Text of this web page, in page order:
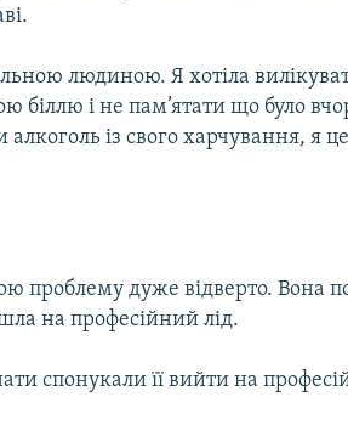
людиною. Я хотіла
біллю і не пам’ятати що було
із свого харчування, я
проблему дуже відверто. Вона
на професійний лід.
спонукали її вийти на